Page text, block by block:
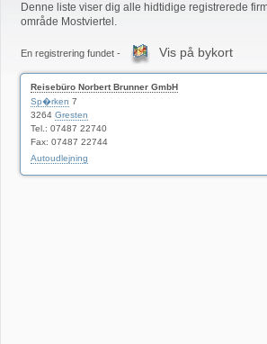
Denne liste viser dig alle hidtidige registrerede
område Mostviertel.
En registrering fundet - Vis på bykort
Reisebüro Norbert Brunner GmbH
Sp�rken 7
3264 Gresten
Tel.: 07487 22740
Fax: 07487 22744
Autoudlejning